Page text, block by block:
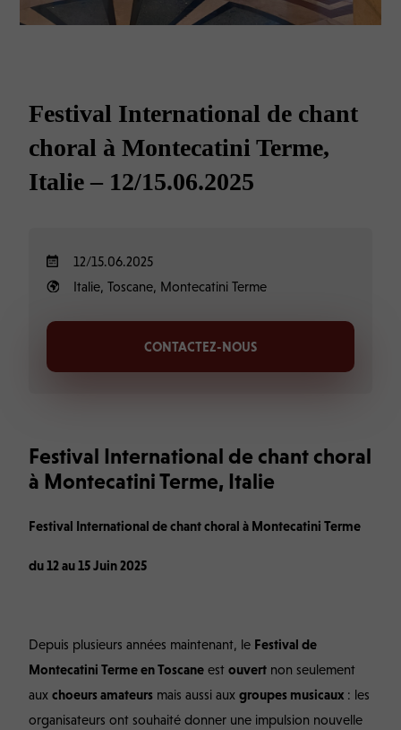
Festival International de chant
choral à Montecatini Terme,
Italie – 12/15.06.2025
12/15.06.2025
Italie, Toscane, Montecatini Terme
CONTACTEZ-NOUS
Festival International de chant choral
à Montecatini Terme, Italie
Festival International de chant choral à Montecatini Terme
du 12 au 15 Juin 2025
Depuis plusieurs années maintenant, le Festival de
Montecatini Terme en Toscane estouvert non seulement
auxchoeurs amateurs mais aussi auxgroupes musicaux : les
organisateurs ont souhaité donner une impulsion nouvelle